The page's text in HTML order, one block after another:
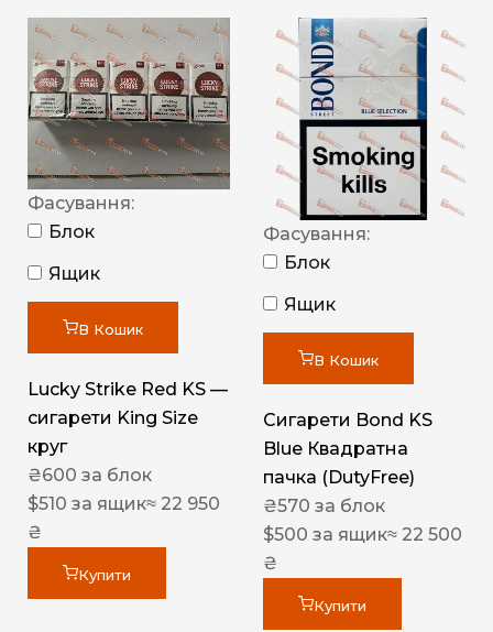
Фасування:
Блок
Ящик
В Кошик
Lucky Strike Red KS —
сигарети King Size
круг
₴600 за блок
$510 за ящик≈ 22 950
₴
Купити
Фасування:
Блок
Ящик
В Кошик
Сигарети Bond KS
Blue Квадратна
пачка (DutyFree)
₴570 за блок
$500 за ящик≈ 22 500
₴
Купити